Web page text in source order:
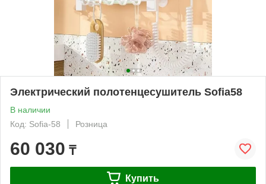
Электрический полотенцесушитель Sofia58
В наличии
Код: Sofia-58
Розница
60 030 ₸
Купить